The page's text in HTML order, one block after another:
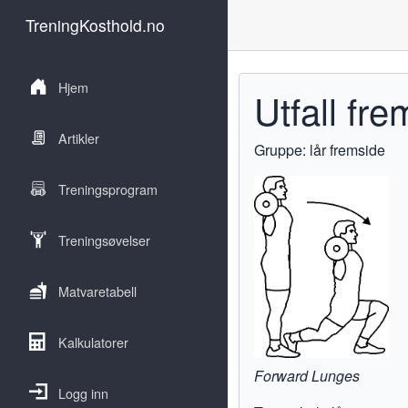
TreningKosthold.no
Hjem
Artikler
Treningsprogram
Treningsøvelser
Matvaretabell
Kalkulatorer
Logg inn
Utfall
Gruppe: lår fremside
Forward Lunges